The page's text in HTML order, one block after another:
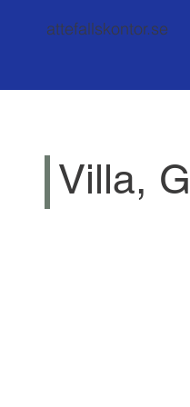
attefallskontor.se
Villa,